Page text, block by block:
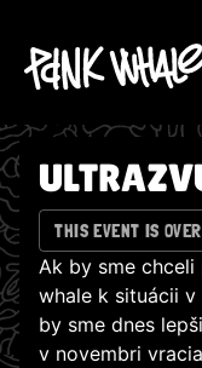
THIS EVENT IS OVER
Ak by sme
whale k situácii v
by sme dnes
v novembri